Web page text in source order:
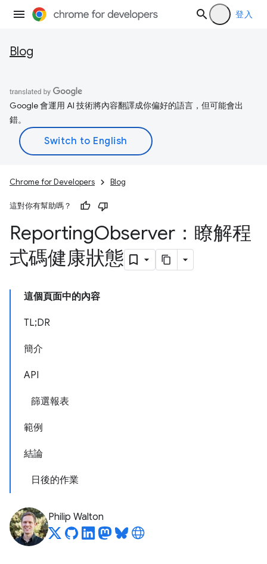
登入
Blog
Google 會運用 AI 技術將內容翻譯成你偏好的語言，但可能會出
錯。
Chrome for Developers Blog
這對你有幫助嗎？
ReportingObserver：瞭解程
式碼健康狀態
這個頁面中的內容
TL;DR
簡介
API
篩選報表
範例
結論
日後的作業
Philip Walton